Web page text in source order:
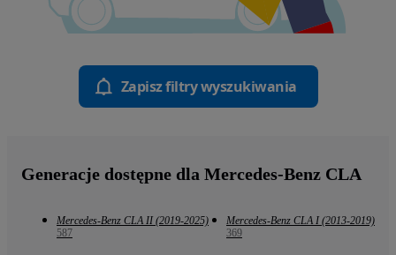
Zapisz filtry wyszukiwania
Generacje dostępne dla Mercedes-Benz CLA
Mercedes-Benz CLA II (2019-2025)
587
Mercedes-Benz CLA I (2013-2019)
369